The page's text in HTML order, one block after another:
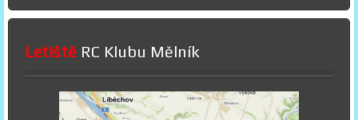
Letiště RC Klubu Mělník